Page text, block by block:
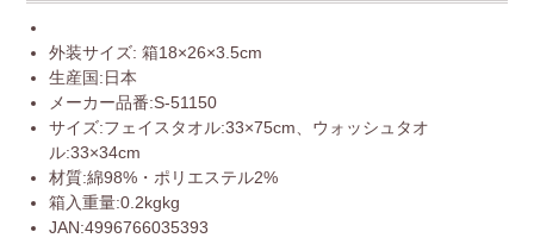
外装サイズ: 箱18×26×3.5cm
生産国:日本
メーカー品番:S-51150
サイズ:フェイスタオル:33×75cm、ウォッシュタオ
ル:33×34cm
材質:綿98%・ポリエステル2%
箱入重量:0.2kgkg
JAN:4996766035393